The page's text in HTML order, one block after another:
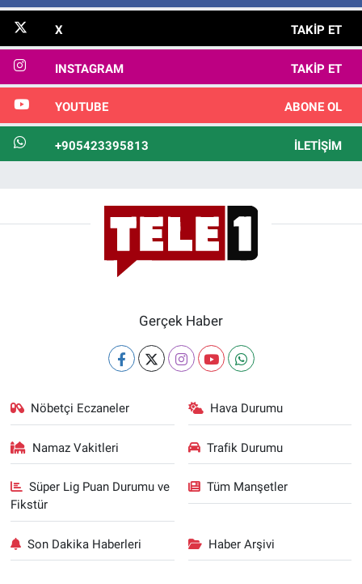
X TAKIP ET
INSTAGRAM TAKIP ET
YOUTUBE ABONE OL
+905423395813 İLETIŞIM
Gerçek Haber
Nöbetçi Eczaneler Hava Durumu
Namaz Vakitleri Trafik Durumu
Süper Lig Puan Durumu ve
Fikstür
Tüm Manşetler
Son Dakika Haberleri Haber Arşivi